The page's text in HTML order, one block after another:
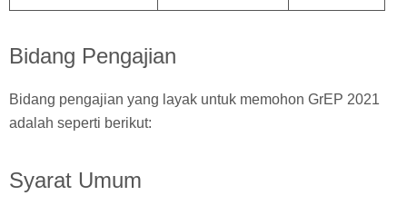
Bidang Pengajian
Bidang pengajian yang layak untuk memohon GrEP 2021
adalah seperti berikut:
Syarat Umum